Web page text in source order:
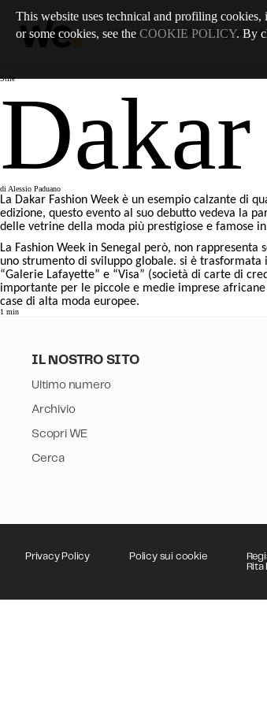
Ultimo numero:/Reaching for the
Stile
di Alessio Paduano
La Dakar Fashion Week è un esempio calzante di
edizione, questo evento al suo debutto vedeva la
delle vetrine della moda più prestigiose e famose
La Fashion Week in Senegal però, non
uno strumento di sviluppo globale. si è
“Galerie Lafayette” e “Visa” (società di carte di
importante per le piccole e medie imprese
case di alta moda europee.
1 min
IL NOSTRO SITO
Ultimo numero
Archivio
Scopri WE
Cerca
Privacy Policy Policy sui cookie
This website uses technical and profiling
or some cookies, see the COOKIE POLICY. By